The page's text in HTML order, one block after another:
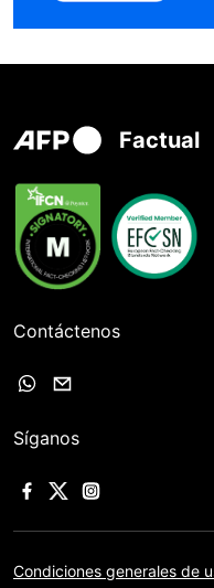
Factual
Contáctenos
Síganos
Condiciones generales de